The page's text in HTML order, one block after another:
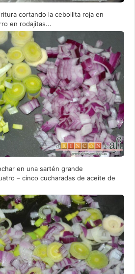
cortando la cebollita roja en
en rodajitas...
en una sartén grande
– cinco cucharadas de aceite de